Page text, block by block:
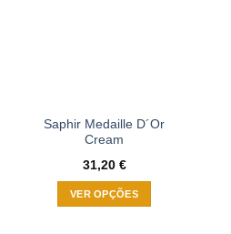
Saphir Medaille D´Or
Cream
31,20 €
VER OPÇÕES